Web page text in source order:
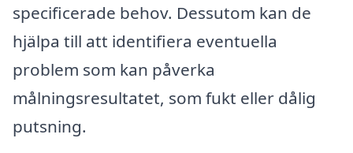
specificerade behov. Dessutom kan de
hjälpa till att identifiera eventuella
problem som kan påverka
målningsresultatet, som fukt eller dålig
putsning.